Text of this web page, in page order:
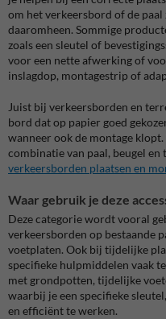
om het verkeersbord of de
daaromheen. Sommige
zoals een sleutel of
voor een nette afwerking of
inslagdop, montagestrip of
Juist bij verkeersborden en
bord dat op papier goed
wanneer ook de montage
combinatie van paal, beugel
verkeersborden plaatsen en
Waar gebruik je deze
Deze categorie wordt vooral
verkeersborden op bestaande
voetplaten. Ook bij tijdelijke
specifieke hulpmiddelen vaak
met grondpotten, tijdelijke
waarbij je een specifieke
en efficiënt te werken.